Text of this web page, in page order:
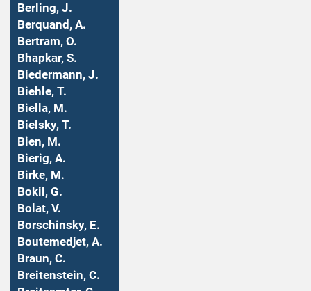
Berling, J.
Berquand, A.
Bertram, O.
Bhapkar, S.
Biedermann, J.
Biehle, T.
Biella, M.
Bielsky, T.
Bien, M.
Bierig, A.
Birke, M.
Bokil, G.
Bolat, V.
Borschinsky, E.
Boutemedjet, A.
Braun, C.
Breitenstein, C.